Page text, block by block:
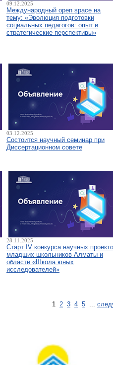
09.12.2025
Международный open space на
тему: «Эволюция подготовки
социальных педагогов: опыт и
стратегические перспективы»
03.12.2025
Состоится научный семинар при
Диссертационном совете
28.11.2025
Старт IV конкурса научных
младших школьников Алматы и
области «Школа юных
исследователей»
1 2 3 4 5 ...